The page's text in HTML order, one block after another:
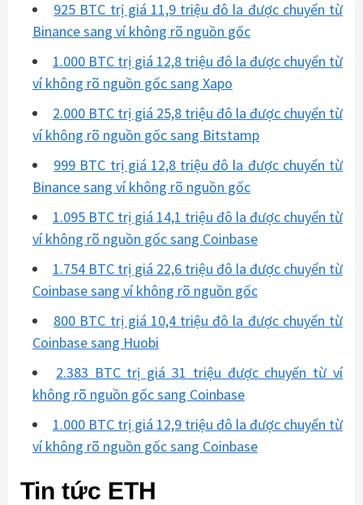
925 BTC trị giá 11,9 triệu đô la được chuyển từ
Binance sang ví không rõ nguồn gốc
1.000 BTC trị giá 12,8 triệu đô la được chuyển từ
ví không rõ nguồn gốc sang Xapo
2.000 BTC trị giá 25,8 triệu đô la được chuyển từ
ví không rõ nguồn gốc sang Bitstamp
999 BTC trị giá 12,8 triệu đô la được chuyển từ
Binance sang ví không rõ nguồn gốc
1.095 BTC trị giá 14,1 triệu đô la được chuyển từ
ví không rõ nguồn gốc sang Coinbase
1.754 BTC trị giá 22,6 triệu đô la được chuyển từ
Coinbase sang ví không rõ nguồn gốc
800 BTC trị giá 10,4 triệu đô la được chuyển từ
Coinbase sang Huobi
2.383 BTC trị giá 31 triệu được chuyển từ ví
không rõ nguồn gốc sang Coinbase
1.000 BTC trị giá 12,9 triệu đô la được chuyển từ
ví không rõ nguồn gốc sang Coinbase
Tin tức ETH